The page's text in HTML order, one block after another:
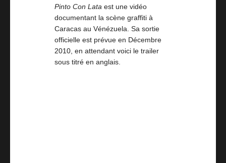
Pinto Con Lata est une vidéo
documentant la scène graffiti à
Caracas au Vénézuela. Sa sortie
officielle est prévue en Décembre
2010, en attendant voici le trailer
sous titré en anglais.